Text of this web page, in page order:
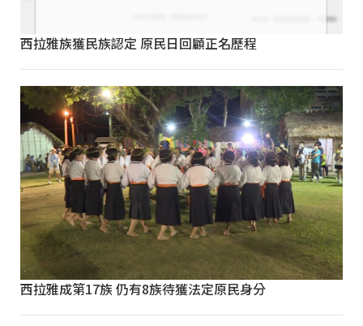
西拉雅族獲民族認定 原民日回顧正名歷程
西拉雅成第17族 仍有8族待獲法定原民身分